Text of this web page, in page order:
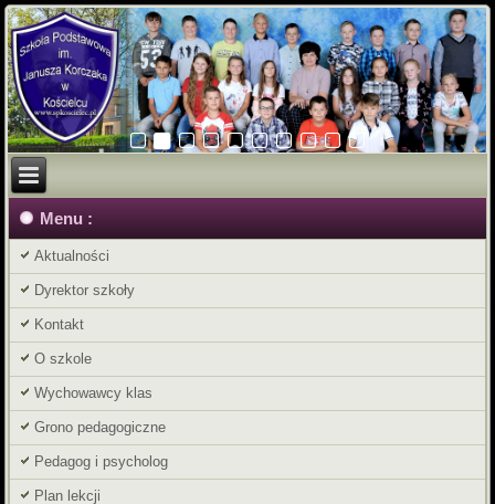
Menu :
Aktualności
Dyrektor szkoły
Kontakt
O szkole
Wychowawcy klas
Grono pedagogiczne
Pedagog i psycholog
Plan lekcji